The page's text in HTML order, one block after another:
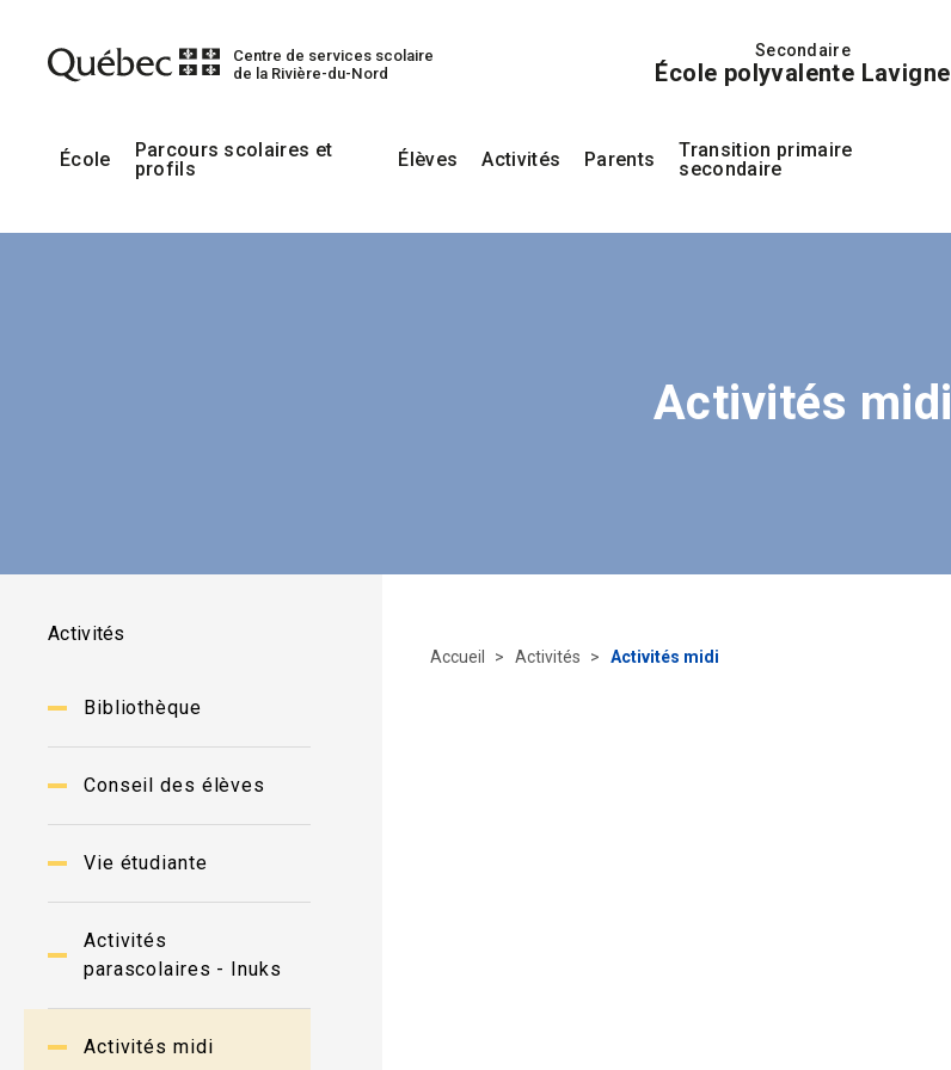
Centre de services scolaire
de la Rivière-du-Nord
Secondaire
École polyvalente Lavigne
École
Parcours scolaires et
profils
Élèves Activités Parents
Transition primaire
secondaire
Activités midi
Activités
Bibliothèque
Conseil des élèves
Vie étudiante
Activités
parascolaires - Inuks
Activités midi
Accueil Activités Activités midi